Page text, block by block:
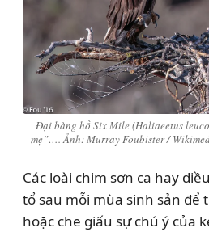
Đại bàng hồ Six Mile (Haliaeetus
mẹ”…. Ảnh: Murray Foubister /
Các loài chim sơn ca hay
tổ sau mỗi mùa sinh sản để
hoặc che giấu sự chú ý của